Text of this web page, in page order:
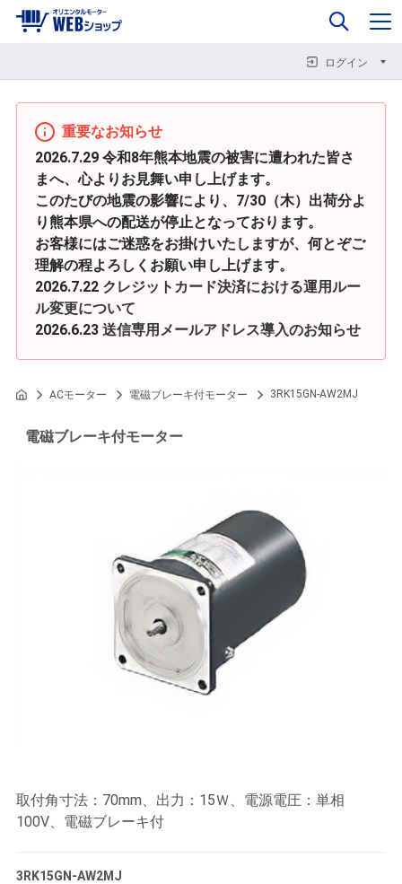
企業情報
ログイン
カート 0
重要なお知らせ
2026.7.29 令和8年熊本地震の被害に遭われた皆さ
まへ、心よりお見舞い申し上げます。
このたびの地震の影響により、7/30（木）出荷分よ
り熊本県への配送が停止となっております。
お客様にはご迷惑をお掛けいたしますが、何とぞご
理解の程よろしくお願い申し上げます。
2026.7.22 クレジットカード決済における運用ルー
ル変更について
2026.6.23 送信専用メールアドレス導入のお知らせ
ACモーター 電磁ブレーキ付モーター 3RK15GN-AW2MJ
電磁ブレーキ付モーター
取付角寸法：70mm、出力：15Ｗ、電源電圧：単相
100V、電磁ブレーキ付
3RK15GN-AW2MJ